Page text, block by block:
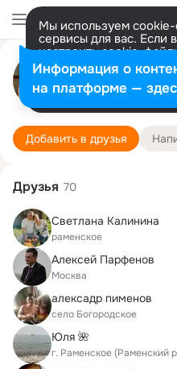
Мы используем
сервисы для вас. Если
настроить cookie-
представитель.
Разрешить все
Александр
Москва
15
МТУСИ,
Добавить в друзья
Друзья 70
Светлана Калинина
раменское
Алексей Парфенов
Москва
алексадр пименов
село Богородское
Юля 🌺
г. Раменское (Раменский
Информация о
на платформе —